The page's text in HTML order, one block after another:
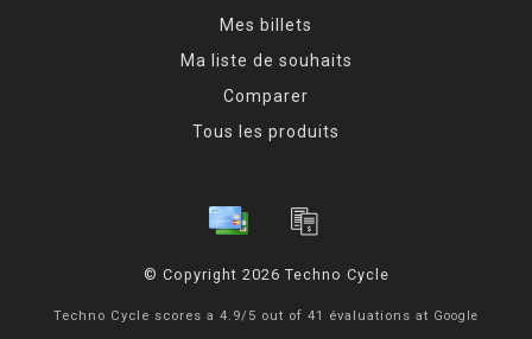
Mes billets
Ma liste de souhaits
Comparer
Tous les produits
© Copyright 2026 Techno Cycle
Techno Cycle scores a 4.9/ 5 out of 41 évaluations at Google